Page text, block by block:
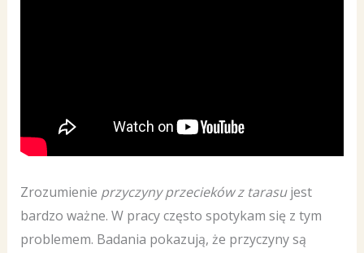
Zrozumienie przyczyny przecieków z tarasujest
bardzo ważne. W pracy często spotykam się z tym
problemem. Badania pokazują, że przyczyny są